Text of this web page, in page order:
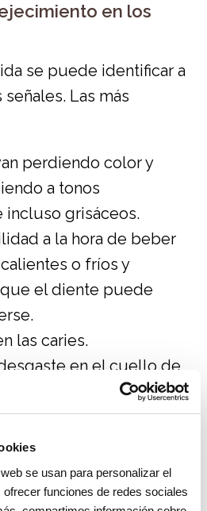
se usan para personalizar el
funciones de redes sociales
en los
se puede identificar a
Las más
perdiendo color y
a tonos
incluso grisáceos.
a la hora de beber
o fríos y
el diente puede
las caries.
en el cuello de
que provocan
más expuesto a
y, por lo tanto, a la
Si no se trata puede